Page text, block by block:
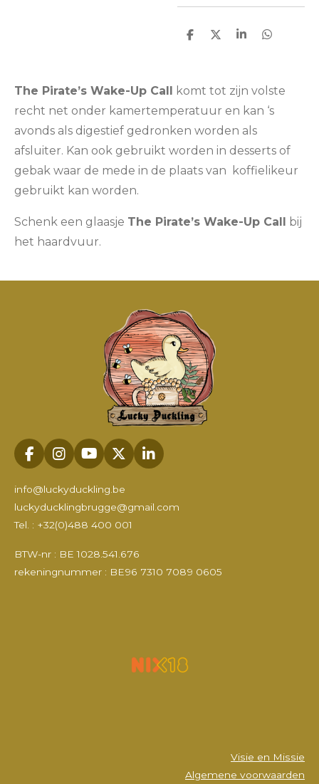
D
D
S
D
n
The Pirate’s Wake-Up Call komt tot zijn volste
recht net onder kamertemperatuur en kan ‘s
avonds als digestief gedronken worden als
afsluiter. Kan ook gebruikt worden in desserts of
gebak waar de mede in de plaats van koffielikeur
gebruikt kan worden.
Schenk een glaasje The Pirate’s Wake-Up Call bij
het haardvuur.
F
a
c
b
o
k
I
n
s
a
g
a
m
Y
o
u
u
b
X
L
i
e
info@luckyduckling.be
luckyducklingbrugge@gmail.com
Tel. : +32(0)488 400 001
BTW-nr : BE 1028.541.676
rekeningnummer : BE96 7310 7089 0605
Visie en Missie
Algemene voorwaarden